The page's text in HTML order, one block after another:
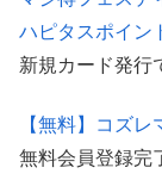
ハピタスポイン
新規カード発行
【無料】コズレ
無料会員登録完